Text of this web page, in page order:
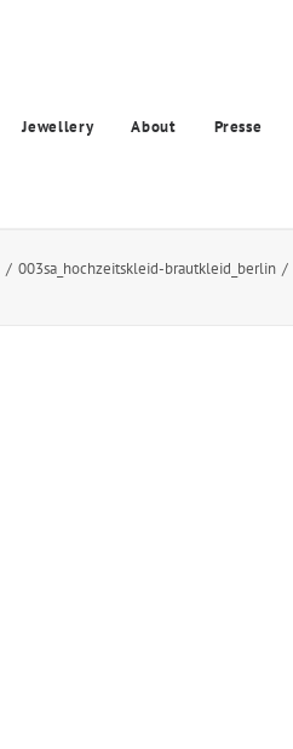
Jewellery About Presse
003sa_hochzeitskleid-brautkleid_berlin